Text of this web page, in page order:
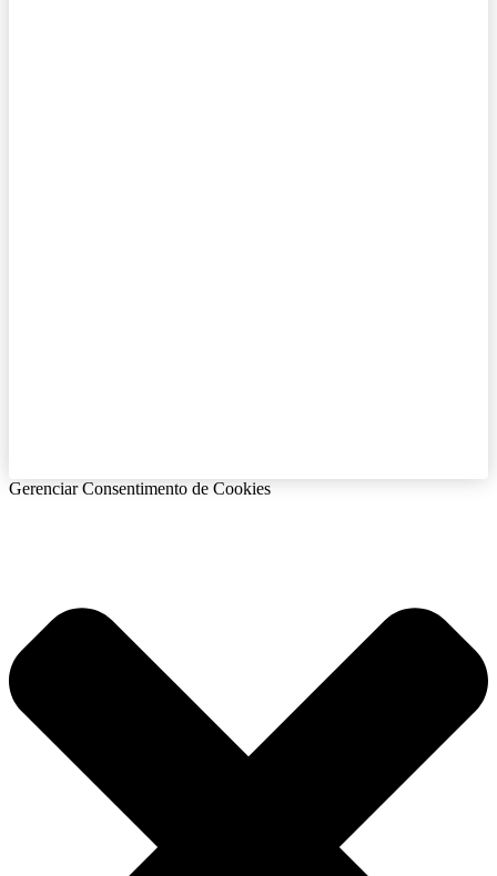
Gerenciar Consentimento de Cookies